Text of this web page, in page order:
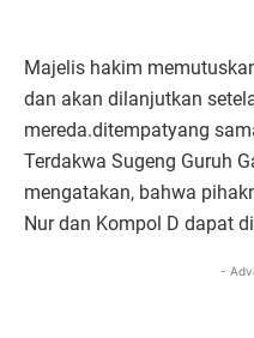
Majelis hakim
dan akan dilanjutkan
mereda.ditempatyang
Terdakwa Sugeng Guruh
mengatakan, bahwa
Nur dan Kompol D dapat
-